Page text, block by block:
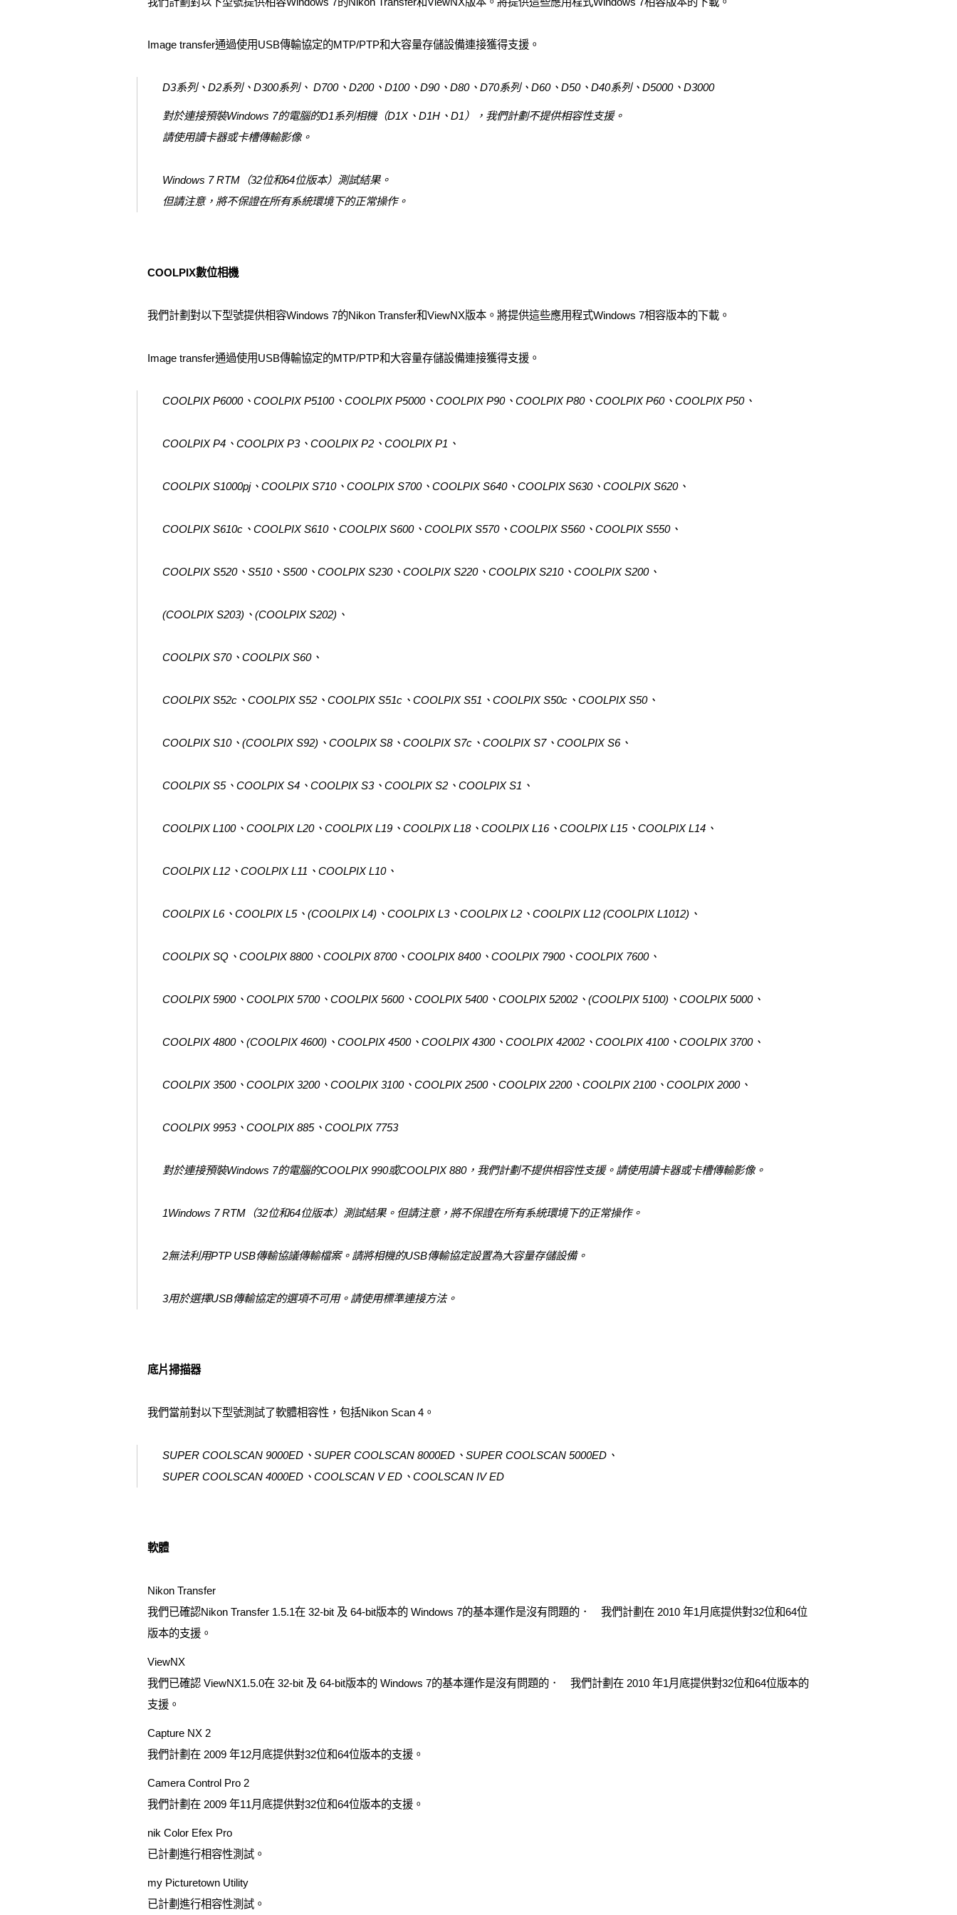
Image transfer通過使用USB傳輸協定的MTP/PTP和大容量存儲設備連接獲得支援。
D3系列、D2系列、D300系列、 D700、D200、D100、D90、D80、D70系列、D60、D50、D40系列、D5000、D3000
對於連接預裝Windows 7的電腦的D1系列相機（D1X、D1H、D1），我們計劃不提供相容性支援。
請使用讀卡器或卡槽傳輸影像。
Windows 7 RTM（32位和64位版本）測試結果。
但請注意，將不保證在所有系統環境下的正常操作。
COOLPIX數位相機
我們計劃對以下型號提供相容Windows 7的Nikon Transfer和ViewNX版本。將提供這些應用程式Windows 7相容版本的下載。
Image transfer通過使用USB傳輸協定的MTP/PTP和大容量存儲設備連接獲得支援。
COOLPIX P6000、COOLPIX P5100、COOLPIX P5000、COOLPIX P90、COOLPIX P80、COOLPIX P60、COOLPIX P50、
COOLPIX P4、COOLPIX P3、COOLPIX P2、COOLPIX P1、
COOLPIX S1000pj、COOLPIX S710、COOLPIX S700、COOLPIX S640、COOLPIX S630、COOLPIX S620、
COOLPIX S610c、COOLPIX S610、COOLPIX S600、COOLPIX S570、COOLPIX S560、COOLPIX S550、
COOLPIX S520、S510、S500、COOLPIX S230、COOLPIX S220、COOLPIX S210、COOLPIX S200、
(COOLPIX S203)、(COOLPIX S202)、
COOLPIX S70、COOLPIX S60、
COOLPIX S52c、COOLPIX S52、COOLPIX S51c、COOLPIX S51、COOLPIX S50c、COOLPIX S50、
COOLPIX S10、(COOLPIX S92)、COOLPIX S8、COOLPIX S7c、COOLPIX S7、COOLPIX S6、
COOLPIX S5、COOLPIX S4、COOLPIX S3、COOLPIX S2、COOLPIX S1、
COOLPIX L100、COOLPIX L20、COOLPIX L19、COOLPIX L18、COOLPIX L16、COOLPIX L15、COOLPIX L14、
COOLPIX L12、COOLPIX L11、COOLPIX L10、
COOLPIX L6、COOLPIX L5、(COOLPIX L4)、COOLPIX L3、COOLPIX L2、COOLPIX L12 (COOLPIX L1012)、
COOLPIX SQ、COOLPIX 8800、COOLPIX 8700、COOLPIX 8400、COOLPIX 7900、COOLPIX 7600、
COOLPIX 5900、COOLPIX 5700、COOLPIX 5600、COOLPIX 5400、COOLPIX 52002、(COOLPIX 5100)、COOLPIX 5000、
COOLPIX 4800、(COOLPIX 4600)、COOLPIX 4500、COOLPIX 4300、COOLPIX 42002、COOLPIX 4100、COOLPIX 3700、
COOLPIX 3500、COOLPIX 3200、COOLPIX 3100、COOLPIX 2500、COOLPIX 2200、COOLPIX 2100、COOLPIX 2000、
COOLPIX 9953、COOLPIX 885、COOLPIX 7753
對於連接預裝Windows 7的電腦的COOLPIX 990或COOLPIX 880，我們計劃不提供相容性支援。請使用讀卡器或卡槽傳輸影像。
1Windows 7 RTM（32位和64位版本）測試結果。但請注意，將不保證在所有系統環境下的正常操作。
2無法利用PTP USB傳輸協議傳輸檔案。請將相機的USB傳輸協定設置為大容量存儲設備。
3用於選擇USB傳輸協定的選項不可用。請使用標準連接方法。
底片掃描器
我們當前對以下型號測試了軟體相容性，包括Nikon Scan 4。
SUPER COOLSCAN 9000ED、SUPER COOLSCAN 8000ED、SUPER COOLSCAN 5000ED、
SUPER COOLSCAN 4000ED、COOLSCAN V ED、COOLSCAN IV ED
軟體
Nikon Transfer
我們已確認Nikon Transfer 1.5.1在 32-bit 及 64-bit版本的 Windows 7的基本運作是沒有問題的． 我們計劃在 2010 年1月底提供對32位和64位
版本的支援。
ViewNX
我們已確認 ViewNX1.5.0在 32-bit 及 64-bit版本的 Windows 7的基本運作是沒有問題的． 我們計劃在 2010 年1月底提供對32位和64位版本的
支援。
Capture NX 2
我們計劃在 2009 年12月底提供對32位和64位版本的支援。
Camera Control Pro 2
我們計劃在 2009 年11月底提供對32位和64位版本的支援。
nik Color Efex Pro
已計劃進行相容性測試。
my Picturetown Utility
已計劃進行相容性測試。